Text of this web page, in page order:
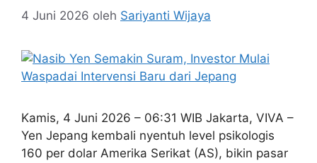
4 Juni 2026 oleh Sariyanti Wijaya
Kamis, 4 Juni 2026 – 06:31 WIB Jakarta, VIVA –
Yen Jepang kembali nyentuh level psikologis
160 per dolar Amerika Serikat (AS), bikin pasar